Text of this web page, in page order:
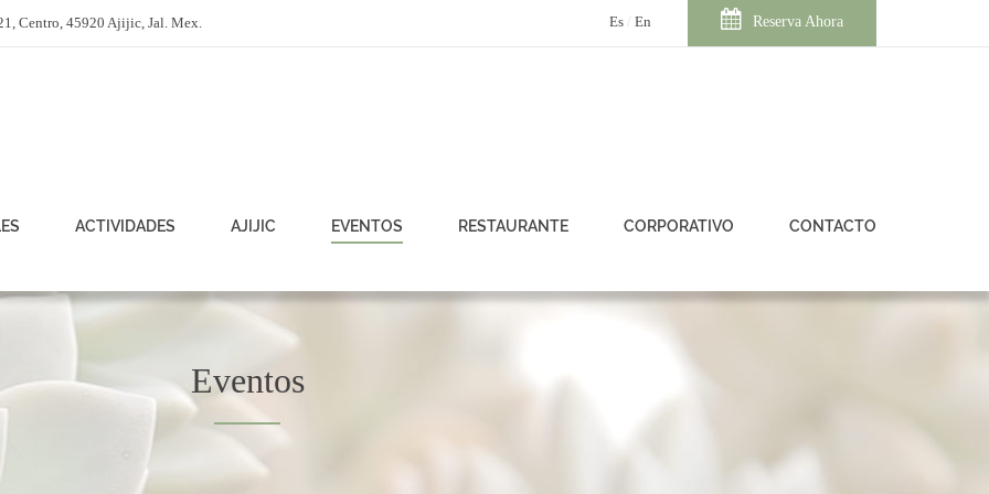
Centro, 45920 Ajijic, Jal. Mex. Es En Reserva Ahora
ACTIVIDADES AJIJIC EVENTOS RESTAURANTE CORPORATIVO CONTACTO
Eventos